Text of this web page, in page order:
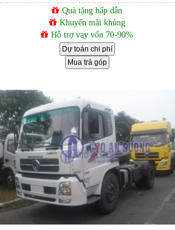
Quà tặng hấp dẫn
Khuyến mãi khủng
Hỗ trợ vay vốn 70-90%
Dự toán chi phí
Mua trả góp